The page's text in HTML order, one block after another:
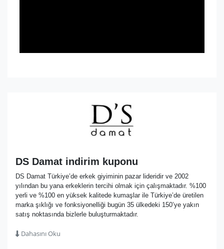
DS Damat indirim kuponu
DS Damat Türkiye’de erkek giyiminin pazar lideridir ve 2002
yılından bu yana erkeklerin tercihi olmak için çalışmaktadır. %100
yerli ve %100 en yüksek kalitede kumaşlar ile Türkiye’de üretilen
marka şıklığı ve fonksiyonelliği bugün 35 ülkedeki 150’ye yakın
satış noktasında bizlerle buluşturmaktadır.
Dahasını Oku